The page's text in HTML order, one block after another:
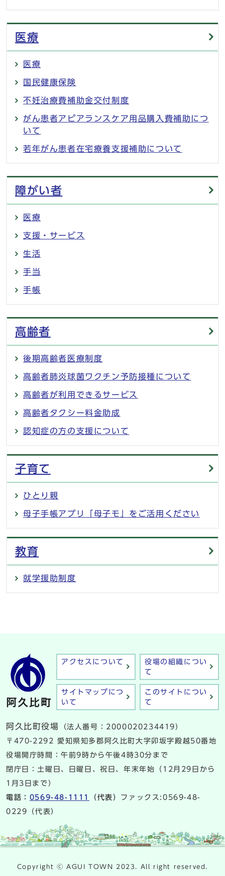
医療
医療
国民健康保険
不妊治療費補助金交付制度
がん患者アピアランスケア用品購入費補助につ
いて
若年がん患者在宅療養支援補助について
障がい者
医療
支援・サービス
生活
手当
手帳
高齢者
後期高齢者医療制度
高齢者肺炎球菌ワクチン予防接種について
高齢者が利用できるサービス
高齢者タクシー料金助成
認知症の方の支援について
子育て
ひとり親
母子手帳アプリ「母子モ」をご活用ください
教育
就学援助制度
アクセスについて
役場の組織につい
て
サイトマップにつ
いて
このサイトについ
て
阿久比町役場
（法人番号：2000020234419）
〒470-2292 愛知県知多郡阿久比町大字卯坂字殿越50番地
役場開庁時間：午前9時から午後4時30分まで
閉庁日：土曜日、日曜日、祝日、年末年始（12月29日から
1月3日まで）
電話： 0569-48-1111 （代表） ファックス:0569-48-
0229（代表）
Copyright ⓒ AGUI TOWN 2023. All right reserved.